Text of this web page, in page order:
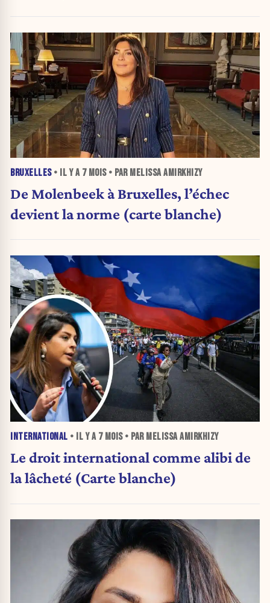
BRUXELLES• IL Y A 7 MOIS• PAR MELISSA AMIRKHIZY
De Molenbeek à Bruxelles, l’échec
devient la norme (carte blanche)
INTERNATIONAL • IL Y A 7 MOIS• PAR MELISSA AMIRKHIZY
Le droit international comme alibi de
la lâcheté (Carte blanche)